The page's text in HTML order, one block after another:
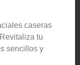
caseras
tu
sencillos y